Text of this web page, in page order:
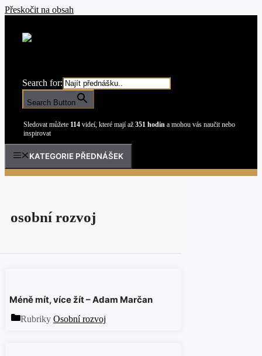
Přeskočit na obsah
Search for:
Search Button
Sledovat můžete 114 videí, které mají až 351 hodin a mohou vás naučit nebo
inspirovat
KATEGORIE PŘEDNÁŠEK
osobní rozvoj
Méně mít, více žít – Adam Marčan
Rubriky Osobní rozvoj